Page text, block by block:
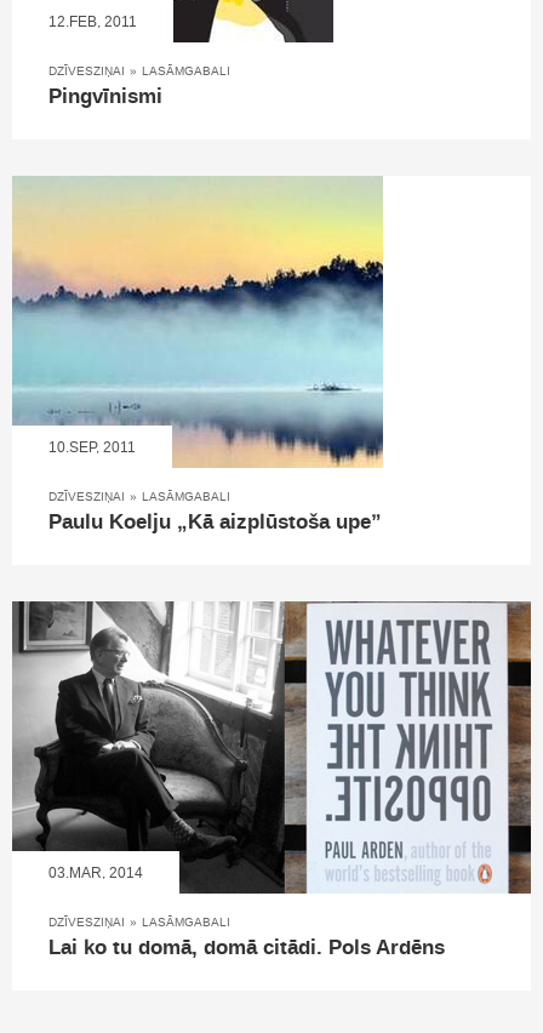
12.FEB, 2011
DZĪVESZIŅAI » LASĀMGABALI
Pingvīnismi
10.SEP, 2011
DZĪVESZIŅAI » LASĀMGABALI
Paulu Koelju „Kā aizplūstoša upe”
03.MAR, 2014
DZĪVESZIŅAI » LASĀMGABALI
Lai ko tu domā, domā citādi. Pols Ardēns